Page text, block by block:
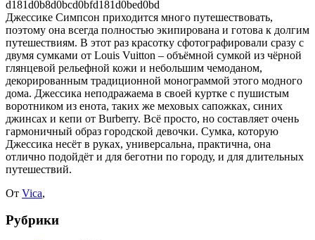
Джессике Симпсон приходится много путешествовать,
поэтому она всегда полностью экипирована и готова к долгим
путешествиям. В этот раз красотку сфотографировали сразу с
двумя сумками от Louis Vuitton – объёмной сумкой из чёрной
глянцевой рельефной кожи и небольшим чемоданом,
декорированным традиционной монограммой этого модного
дома. Джессика неподражаема в своей куртке с пушистым
воротником из енота, таких же меховых сапожках, синих
джинсах и кепи от Burberry. Всё просто, но составляет очень
гармоничный образ городской девочки. Сумка, которую
Джессика несёт в руках, универсальна, практична, она
отлично подойдёт и для беготни по городу, и для длительных
путешествий.
От Vica,
Рубрики